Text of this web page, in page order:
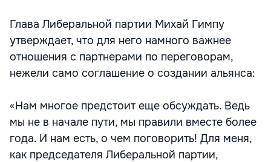
Глава Либеральной партии Михай Гимпу
утверждает, что для него намного важнее
отношения с партнерами по переговорам,
нежели само соглашение о создании альянса:
«Нам многое предстоит еще обсуждать. Ведь
мы не в начале пути, мы правили вместе более
года. И нам есть, о чем поговорить! Для меня,
как председателя Либеральной партии,